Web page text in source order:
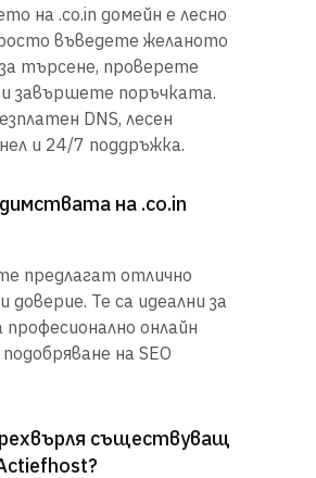
на .co.in домейн е лесно
въведете желаното
търсене, проверете
завършете поръчката.
DNS, лесен
и 24/7 поддръжка.
на .co.in
предлагат отлично
доверие. Те са идеални за
професионално онлайн
на SEO
съществуващ